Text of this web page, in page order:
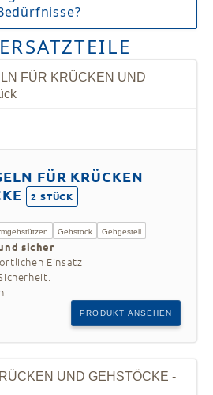
EDITION 100%
KOHLEFASER
3 Schichten
100%
Carbonfaser
FÜR KRÜCKEN
2 STÜCK
Gehstock Gehgestell
sicher
Einsatz
PRODUKT ANSEHEN